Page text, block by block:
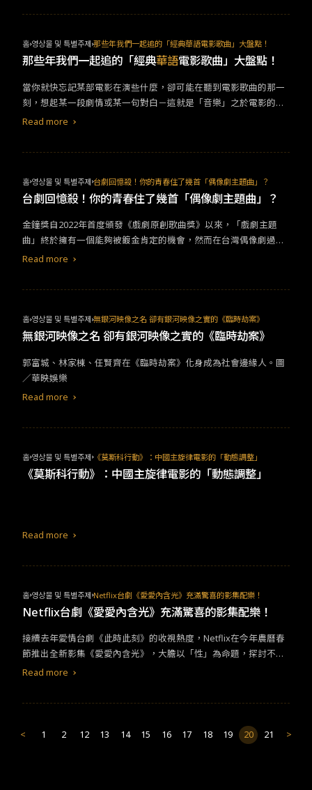
現了一個不可告人的祕密：遊戲中如果挑戰失敗，也會影響現實生
活，甚至是在回歸現實生活時死亡或者昏迷。為了解決這個謎題，
故事發展就像是俄羅斯娃娃，無限循環、一個接著一個，破關並不
代表挑戰成功，而是繼續到下一關的遊戲，無限循環，這就是「無
限流」故事最常有的手法。而在《19層》中，最具看點的不僅只有
홈 영상물 및 특별주제 那些年我們一起追的「經典華語電影歌曲」大盤點！
那些年我們一起追的「經典華語電影歌曲」大盤點！
當你就快忘記某部電影在演些什麼，卻可能在聽到電影歌曲的那一
刻，想起某一段劇情或某一句對白－這就是「音樂」之於電影的重
要性：能夠留在我們心中的電影歌曲，也能幫助電影在下檔多年
Read more
홈 영상물 및 특별주제 台劇回憶殺！你的青春住了幾首「偶像劇主題曲」？
台劇回憶殺！你的青春住了幾首「偶像劇主題曲」？
金鐘獎自2022年首度頒發《戲劇原創歌曲獎》以來，「戲劇主題
曲」終於擁有一個能夠被鍍金肯定的機會，然而在台灣偶像劇過去
輝煌的20年間，早已誕生無數傳唱神曲，因為有這些回憶殺的陪
Read more
홈 영상물 및 특별주제 無銀河映像之名 卻有銀河映像之實的《臨時劫案》
無銀河映像之名 卻有銀河映像之實的《臨時劫案》
郭富城、林家棟、任賢齊在《臨時劫案》化身成為社會邊緣人。圖
／華映娛樂
Read more
홈 영상물 및 특별주제 《莫斯科行動》：中國主旋律電影的「動態調整」
《莫斯科行動》：中國主旋律電影的「動態調整」
Read more
홈 영상물 및 특별주제 Netflix台劇《愛愛內含光》充滿驚喜的影集配樂！
Netflix台劇《愛愛內含光》充滿驚喜的影集配樂！
接續去年愛情台劇《此時此刻》的收視熱度，Netflix在今年農曆春
節推出全新影集《愛愛內含光》，大膽以「性」為命題，探討不同
年齡層、不同性向的男男女女可能遭遇的生命課題，甫上線立刻衝
泳希」演唱〈相濡以沫〉、〈知更〉等主題曲，為她年後發行的首
張迷你專輯預熱鋪路。這位畢業於台南藝術大學，自小主修古典鋼
Read more
< 1 2 12 13 14 15 16 17 18 19 20 21 >